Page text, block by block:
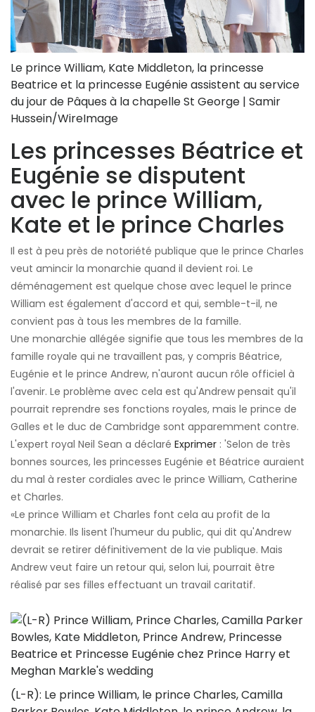
Le prince William, Kate Middleton, la princesse
Beatrice et la princesse Eugénie assistent au service
du jour de Pâques à la chapelle St George | Samir
Hussein/WireImage
Les princesses Béatrice et
Eugénie se disputent
avec le prince William,
Kate et le prince Charles
Il est à peu près de notoriété publique que le prince Charles
veut amincir la monarchie quand il devient roi. Le
déménagement est quelque chose avec lequel le prince
William est également d'accord et qui, semble-t-il, ne
convient pas à tous les membres de la famille.
Une monarchie allégée signifie que tous les membres de la
famille royale qui ne travaillent pas, y compris Béatrice,
Eugénie et le prince Andrew, n'auront aucun rôle officiel à
l'avenir. Le problème avec cela est qu'Andrew pensait qu'il
pourrait reprendre ses fonctions royales, mais le prince de
Galles et le duc de Cambridge sont apparemment contre.
L'expert royal Neil Sean a déclaré Exprimer : 'Selon de très
bonnes sources, les princesses Eugénie et Béatrice auraient
du mal à rester cordiales avec le prince William, Catherine
et Charles.
«Le prince William et Charles font cela au profit de la
monarchie. Ils lisent l'humeur du public, qui dit qu'Andrew
devrait se retirer définitivement de la vie publique. Mais
Andrew veut faire un retour qui, selon lui, pourrait être
réalisé par ses filles effectuant un travail caritatif.
(L-R): Le prince William, le prince Charles, Camilla